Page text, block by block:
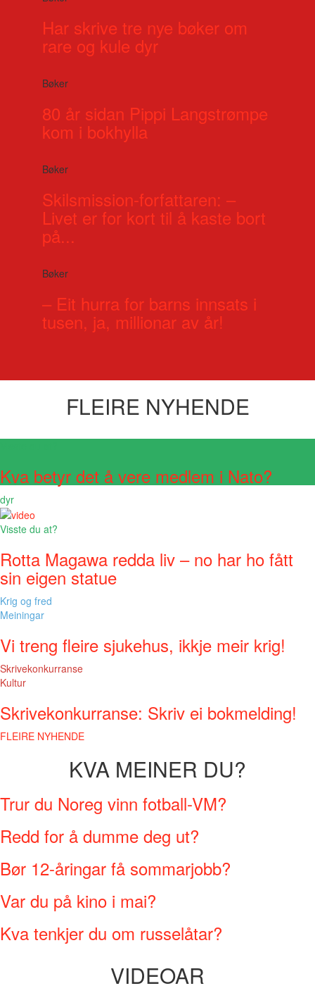
Har skrive tre nye bøker om
rare og kule dyr
Bøker
80 år sidan Pippi Langstrømpe
kom i bokhylla
Bøker
Skilsmission-forfattaren: –
Livet er for kort til å kaste bort
på...
Bøker
– Eit hurra for barns innsats i
tusen, ja, millionar av år!
FLEIRE NYHENDE
Kva betyr det å vere medlem i Nato?
dyr
Visste du at?
Rotta Magawa redda liv – no har ho fått
sin eigen statue
Krig og fred
Meiningar
Vi treng fleire sjukehus, ikkje meir krig!
Skrivekonkurranse
Kultur
Skrivekonkurranse: Skriv ei bokmelding!
FLEIRE NYHENDE
KVA MEINER DU?
Trur du Noreg vinn fotball-VM?
Redd for å dumme deg ut?
Bør 12-åringar få sommarjobb?
Var du på kino i mai?
Kva tenkjer du om russelåtar?
VIDEOAR